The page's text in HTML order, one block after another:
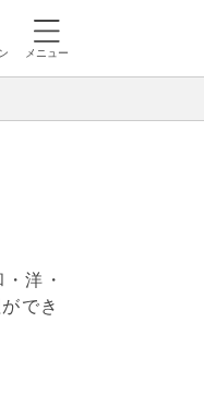
メニュー
洋・
でき